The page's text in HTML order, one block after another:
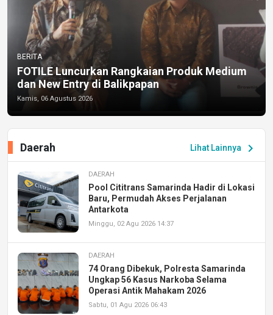
BERITA
FOTILE Luncurkan Rangkaian Produk Medium
dan New Entry di Balikpapan
Kamis, 06 Agustus 2026
Lihat Lainnya chevron_right
Daerah
DAERAH
Pool Cititrans Samarinda Hadir di Lokasi
Baru, Permudah Akses Perjalanan
Antarkota
Minggu, 02 Agu 2026 14:37
DAERAH
74 Orang Dibekuk, Polresta Samarinda
Ungkap 56 Kasus Narkoba Selama
Operasi Antik Mahakam 2026
Sabtu, 01 Agu 2026 06:43